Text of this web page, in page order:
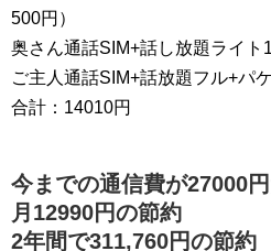
500円）
奥さん通話SIM+話し放題ライト
ご主人通話SIM+話放題フル+パ
合計：14010円
今までの通信費が27000
月12990円の節約
2年間で311,760円の節約